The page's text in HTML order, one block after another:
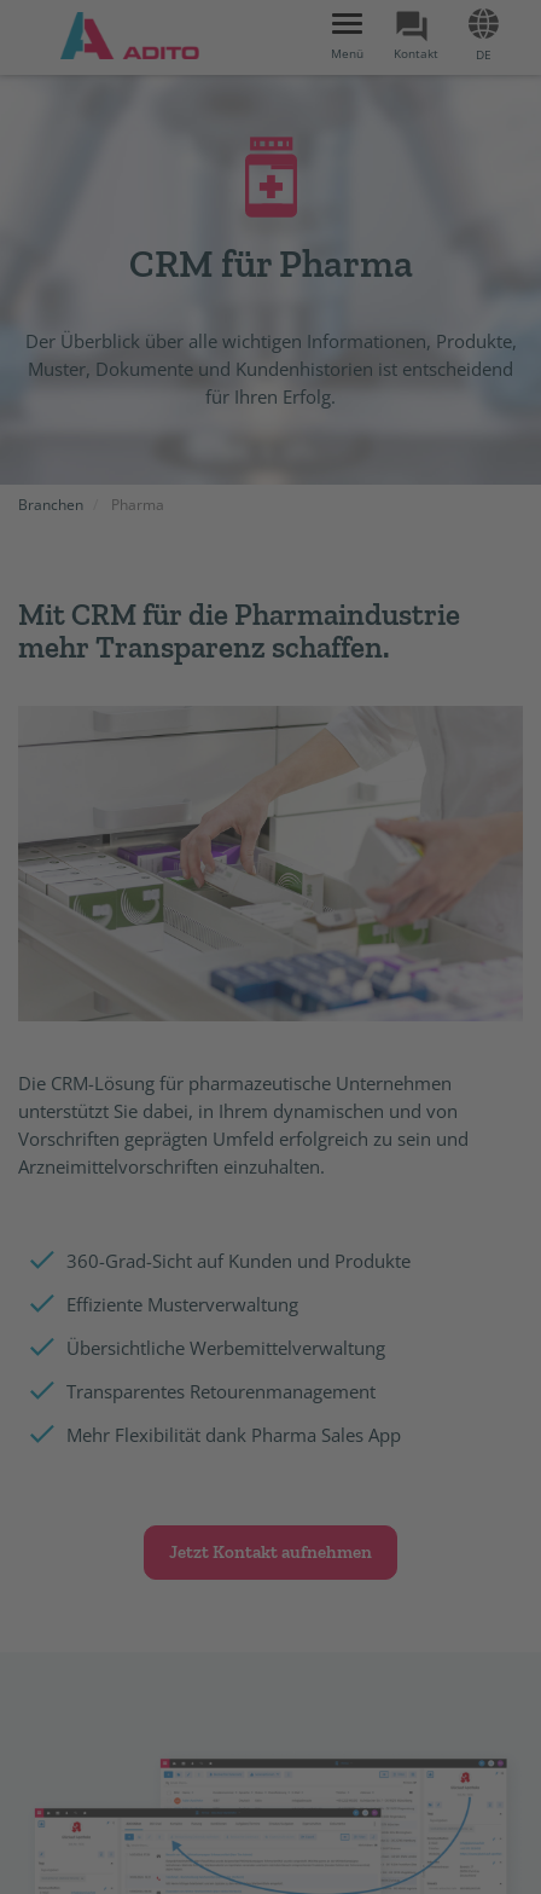
DE
Kontakt
Toggle
navigation
Menü
CRM für Pharma
Der Überblick über alle wichtigen Informationen, Produkte,
Muster, Dokumente und Kundenhistorien ist entscheidend
für Ihren Erfolg.
Branchen Pharma
Mit CRM für die Pharmaindustrie
mehr Transparenz schaffen.
Die CRM-Lösung für pharmazeutische Unternehmen
unterstützt Sie dabei, in Ihrem dynamischen und von
Vorschriften geprägten Umfeld erfolgreich zu sein und
Arzneimittelvorschriften einzuhalten.
360-Grad-Sicht auf Kunden und Produkte
Effiziente Musterverwaltung
Übersichtliche Werbemittelverwaltung
Transparentes Retourenmanagement
Mehr Flexibilität dank Pharma Sales App
Jetzt Kontakt aufnehmen